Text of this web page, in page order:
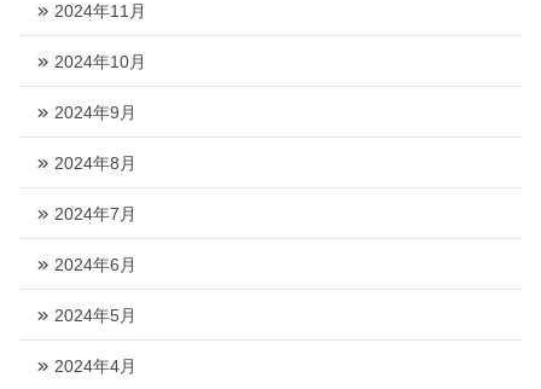
2024年11月
2024年10月
2024年9月
2024年8月
2024年7月
2024年6月
2024年5月
2024年4月